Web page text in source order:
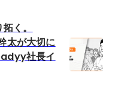
く。
太が大切に
社長イ